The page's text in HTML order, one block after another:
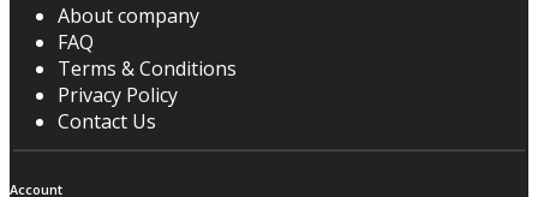
About company
FAQ
Terms & Conditions
Privacy Policy
Contact Us
Account